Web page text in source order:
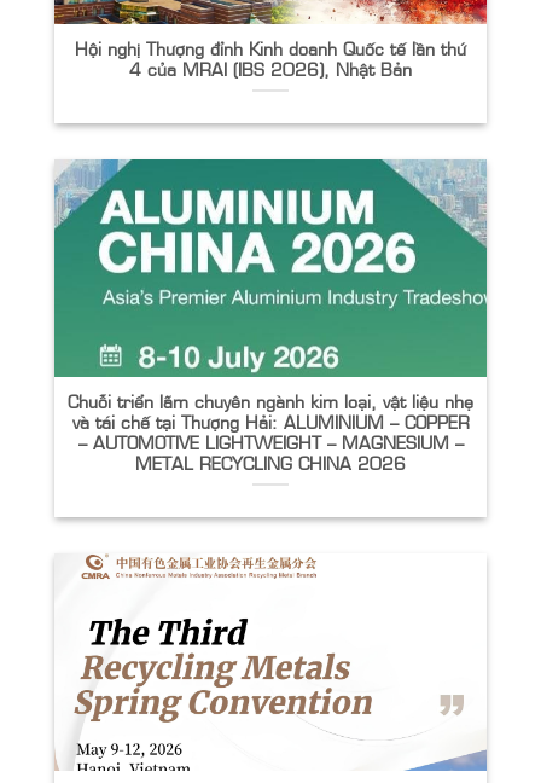
Hội nghị Thượng đỉnh Kinh doanh Quốc tế lần thứ
4 của MRAI (IBS 2026), Nhật Bản
Chuỗi triển lãm chuyên ngành kim loại, vật liệu nhẹ
và tái chế tại Thượng Hải: ALUMINIUM – COPPER
– AUTOMOTIVE LIGHTWEIGHT – MAGNESIUM –
METAL RECYCLING CHINA 2026